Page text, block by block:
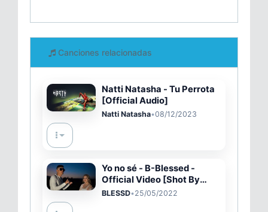
Canciones relacionadas
Natti Natasha - Tu Perrota
[Official Audio]
Natti Natasha•08/12/2023
Yo no sé - B-Blessed -
Official Video [Shot By
BIANDEM]
BLESSD•25/05/2022